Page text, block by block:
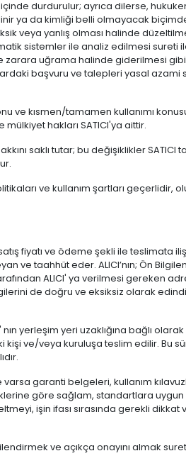
durdurulur; ayrıca dilerse,
ya da kimliği belli olmayacak
veya yanlış olması halinde
sistemler ile analiz edilmesi sureti
zarara uğrama halinde giderilmesi
başvuru ve talepleri yasal azami
ve kısmen/tamamen kullanımı
hakları SATICI'ya aittir.
saklı tutar; bu değişiklikler SATICI
ve kullanım şartları geçerlidir,
fiyatı ve ödeme şekli ile teslimata
ve taahhüt eder. ALICI’nın; Ön
ALICI' ya verilmesi gereken
de doğru ve eksiksiz olarak
yerleşim yeri uzaklığına bağlı
kişi ve/veya kuruluşa teslim edilir. Bu
garanti belgeleri, kullanım
göre sağlam, standartlara uygun
işin ifası sırasında gerekli
ve açıkça onayını almak